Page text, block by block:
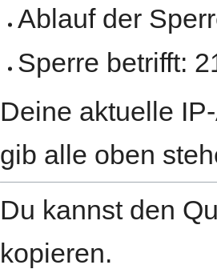
Ablauf der
Sperre betrifft:
Deine aktuelle
gib alle oben
Du kannst den
kopieren.